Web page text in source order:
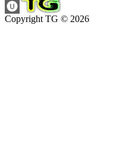
Copyright TG © 2026